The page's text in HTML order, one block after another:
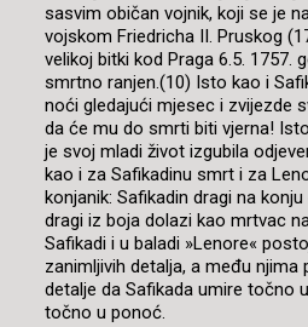
sasvim običan vojnik, koji se je
vojskom Friedricha II. Pruskog
velikoj bitki kod Praga 6.5. 1757.
smrtno ranjen.(10) Isto kao i
noći gledajući mjesec i zvijezde
da će mu do smrti biti vjerna!
je svoj mladi život izgubila
kao i za Safikadinu smrt i za
konjanik: Safikadin dragi na
dragi iz boja dolazi kao mrtvac
Safikadi i u baladi »Lenore«
zanimljivih detalja, a među
detalje da Safikada umire točno
točno u ponoć.